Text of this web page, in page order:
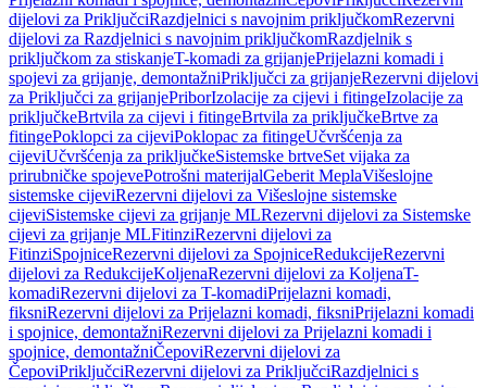
dijelovi za PriključciRazdjelnici s navojnim priključkomRezervni
dijelovi za Razdjelnici s navojnim priključkomRazdjelnik s
priključkom za stiskanjeT-komadi za grijanjePrijelazni komadi i
spojevi za grijanje, demontažniPriključci za grijanjeRezervni dijelovi
za Priključci za grijanjePriborIzolacije za cijevi i fitingeIzolacije za
priključkeBrtvila za cijevi i fitingeBrtvila za priključkeBrtve za
fitingePoklopci za cijeviPoklopac za fitingeUčvršćenja za
cijeviUčvršćenja za priključkeSistemske brtveSet vijaka za
prirubničke spojevePotrošni materijalGeberit MeplaVišeslojne
sistemske cijeviRezervni dijelovi za Višeslojne sistemske
cijeviSistemske cijevi za grijanje MLRezervni dijelovi za Sistemske
cijevi za grijanje MLFitinziRezervni dijelovi za
FitinziSpojniceRezervni dijelovi za SpojniceRedukcijeRezervni
dijelovi za RedukcijeKoljenaRezervni dijelovi za KoljenaT-
komadiRezervni dijelovi za T-komadiPrijelazni komadi,
fiksniRezervni dijelovi za Prijelazni komadi, fiksniPrijelazni komadi
i spojnice, demontažniRezervni dijelovi za Prijelazni komadi i
spojnice, demontažniČepoviRezervni dijelovi za
ČepoviPriključciRezervni dijelovi za PriključciRazdjelnici s